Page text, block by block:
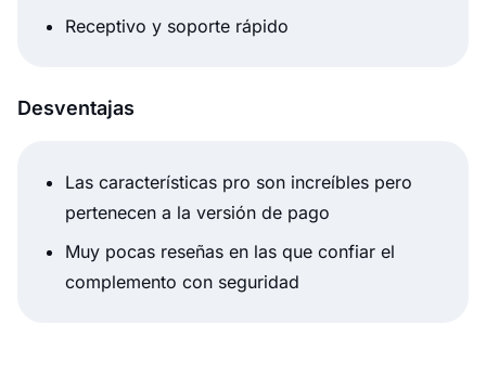
Receptivo y soporte rápido
Desventajas
Las características pro son increíbles pero
pertenecen a la versión de pago
Muy pocas reseñas en las que confiar el
complemento con seguridad